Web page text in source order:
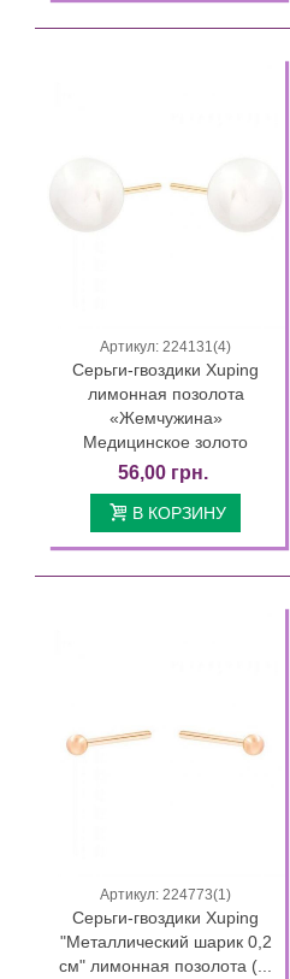
Кафф лимонная позолота 18к
(медзолото Xuping)...
99,00 грн.
Кафф лимонная позолота 18к
(медзолото Xuping)...
Сережка-каффа "Пересечение"
позолота 18к...
87,00 грн.
Быстрый просмотр
Артикул: 224131(4)
Серьги-гвоздики Xuping
лимонная позолота
«Жемчужина»
Медицинское золото
56,00 грн.
В КОРЗИНУ
Быстрый просмотр
Артикул: 224773(1)
Серьги-гвоздики Xuping
"Металлический шарик 0,2
см" лимонная позолота (...